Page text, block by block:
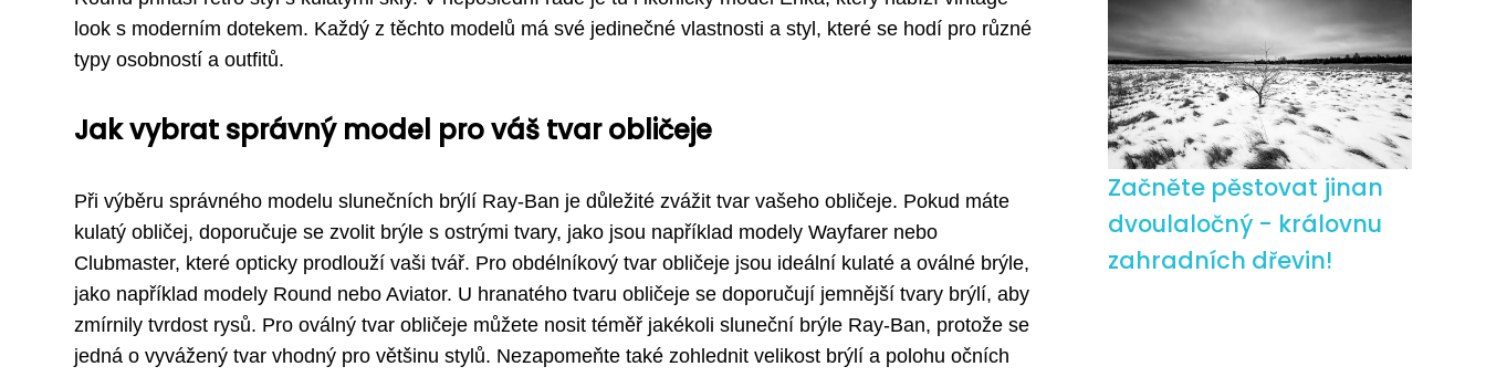
look s moderním dotekem. Každý z těchto modelů má své jedinečné vlastnosti a styl, které se hodí pro různé
typy osobností a outfitů.
Jak vybrat správný model pro váš tvar obličeje
Při výběru správného modelu slunečních brýlí Ray-Ban je důležité zvážit tvar vašeho obličeje. Pokud máte
kulatý obličej, doporučuje se zvolit brýle s ostrými tvary, jako jsou například modely Wayfarer nebo
Clubmaster, které opticky prodlouží vaši tvář. Pro obdélníkový tvar obličeje jsou ideální kulaté a oválné brýle,
jako například modely Round nebo Aviator. U hranatého tvaru obličeje se doporučují jemnější tvary brýlí, aby
zmírnily tvrdost rysů. Pro oválný tvar obličeje můžete nosit téměř jakékoli sluneční brýle Ray-Ban, protože se
jedná o vyvážený tvar vhodný pro většinu stylů. Nezapomeňte také zohlednit velikost brýlí a polohu očních
Začněte pěstovat jinan
dvoulaločný - královnu
zahradních dřevin!